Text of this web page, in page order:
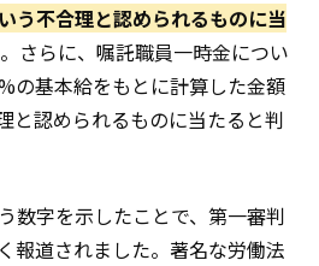
う不合理と認められるものに当
さらに、嘱託職員一時金につい
の基本給をもとに計算した金額
と認められるものに当たると判
数字を示したことで、第一審判
報道されました。著名な労働法